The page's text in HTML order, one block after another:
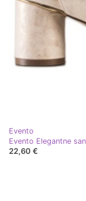
Evento
Evento Elegantne
22,60 €